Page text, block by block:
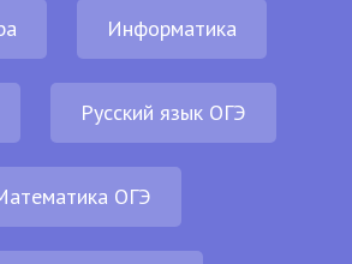
Информатика
Русский язык ОГЭ
ОГЭ